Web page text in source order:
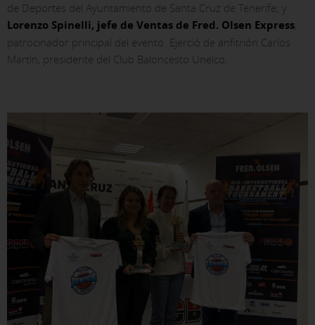
de Deportes del Ayuntamiento de Santa Cruz de Tenerife; y
Lorenzo Spinelli, jefe de Ventas de Fred. Olsen Express,
patrocinador principal del evento. Ejerció de anfitrión Carlos
Martín, presidente del Club Baloncesto Unelco.